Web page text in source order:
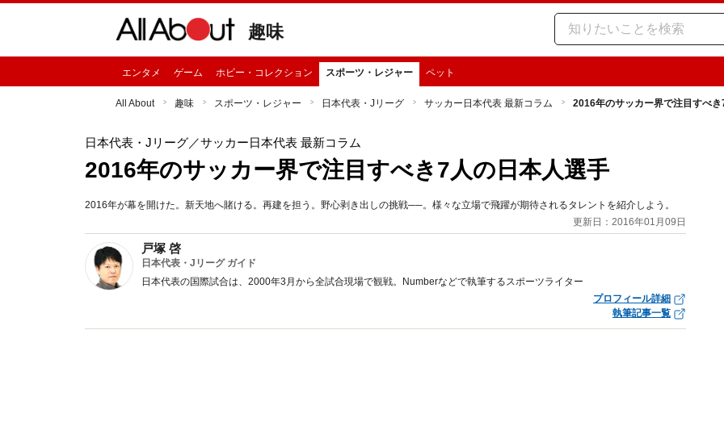
趣味
エンタメ ゲーム ホビー・コレクション スポーツ・レジャー ペット
All About 趣味 スポーツ・レジャー 日本代表・Jリーグ サッカー日本代表 最新コラム 2016年のサッカー界で注目すべ
日本代表・Jリーグ／サッカー日本代表 最新コラム
2016年のサッカー界で注目すべき7人の日本人選手
2016年が幕を開けた。新天地へ賭ける。再建を担う。野心剥き出しの挑戦──。様々な立場で飛躍が期待されるタレントを紹介しよう。
更新日：2016年01月09日
戸塚 啓
日本代表・Jリーグ ガイド
日本代表の国際試合は、2000年3月から全試合現場で観戦。Numberなどで執筆するスポーツライター
プロフィール詳細
執筆記事一覧